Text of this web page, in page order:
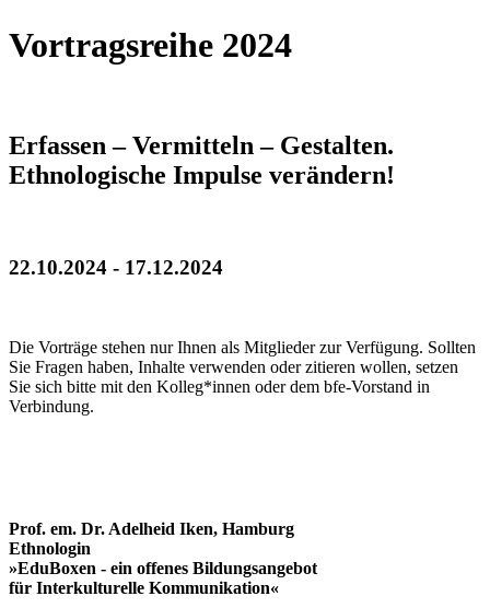
Vortragsreihe 2024
Erfassen – Vermitteln – Gestalten.
Ethnologische Impulse verändern!
22.10.2024 - 17.12.2024
Die Vorträge stehen nur Ihnen als Mitglieder zur Verfügung. Sollten
Sie Fragen haben, Inhalte verwenden oder zitieren wollen, setzen
Sie sich bitte mit den Kolleg*innen oder dem bfe-Vorstand in
Verbindung.
Prof. em. Dr. Adelheid Iken, Hamburg
Ethnologin
»EduBoxen - ein offenes Bildungsangebot
für Interkulturelle Kommunikation«